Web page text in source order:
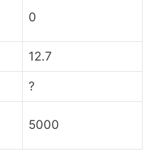
0
12.7
?
5000